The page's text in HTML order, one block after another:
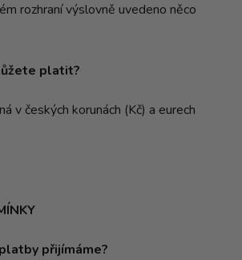
rozhraní výslovně uvedeno něco
platit?
v českých korunách (Kč) a eurech
přijímáme?